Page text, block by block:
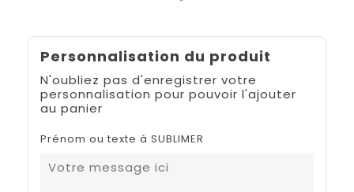
Personnalisation du produit
N'oubliez pas d'enregistrer votre
personnalisation pour pouvoir l'ajouter
au panier
Prénom ou texte à SUBLIMER